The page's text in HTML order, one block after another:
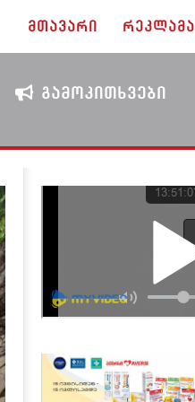
ᲛᲗᲐᲕᲐᲠᲘ ᲠᲔᲙᲚᲐᲛᲐ
ᲒᲐᲛᲝᲙᲘᲗᲮᲕᲔᲑᲘ